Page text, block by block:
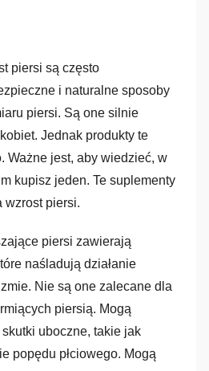
piersi są często
i naturalne sposoby
piersi. Są one silnie
Jednak produkty te
Ważne jest, aby wiedzieć, w
kupisz jeden. Te suplementy
wzrost piersi.
piersi zawierają
naśladują działanie
Nie są one zalecane dla
piersią. Mogą
uboczne, takie jak
popędu płciowego. Mogą